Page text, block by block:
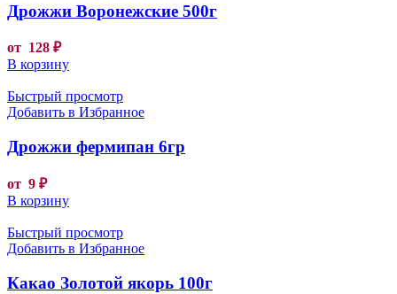
Дрожжи Воронежские 500г
от 128 ₽
В корзину
Быстрый просмотр
Добавить в Избранное
Дрожжи фермипан 6гр
от 9 ₽
В корзину
Быстрый просмотр
Добавить в Избранное
Какао Золотой якорь 100г